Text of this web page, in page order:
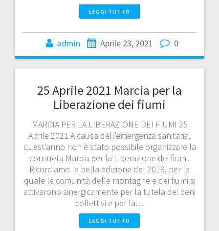
LEGGI TUTTO
admin Aprile 23, 2021 0
25 Aprile 2021 Marcia per la
Liberazione dei fiumi
MARCIA PER LA LIBERAZIONE DEI FIUMI 25
Aprile 2021 A causa dell’emergenza sanitaria,
quest’anno non è stato possibile organizzare la
consueta Marcia per la Liberazione dei fiumi.
Ricordiamo la bella edizione del 2019, per la
quale le comunità delle montagne e dei fiumi si
attivarono sinergicamente per la tutela dei beni
collettivi e per la…
LEGGI TUTTO